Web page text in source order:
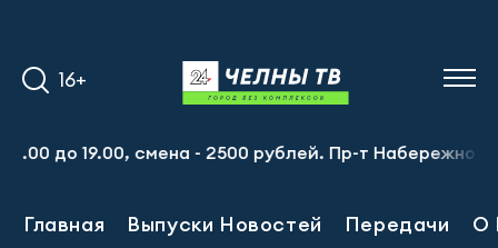
16+
смена - 2500 рублей. Пр-т Набережночелнинский,
Главная Выпуски Новостей Передачи О